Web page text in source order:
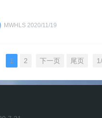
MWHLS 2020/11/19
1 2 下一页 尾页